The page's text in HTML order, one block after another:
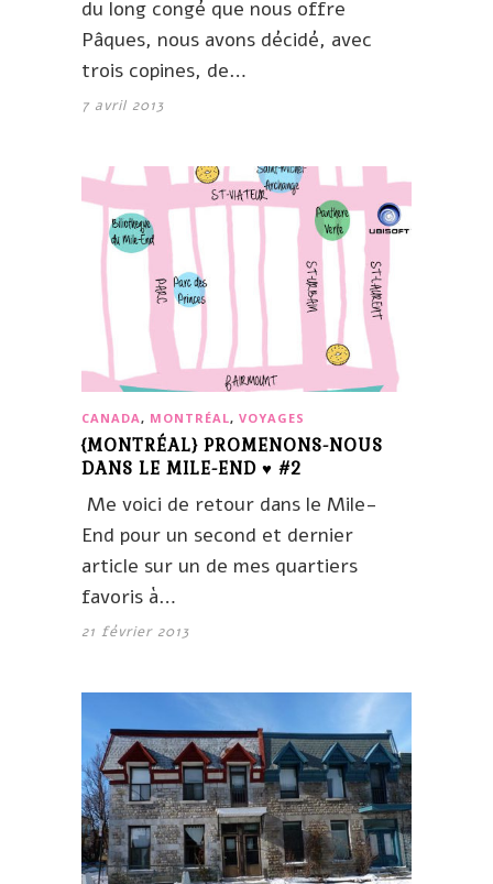
du long congé que nous offre
Pâques, nous avons décidé, avec
trois copines, de…
7 avril 2013
CANADA, MONTRÉAL, VOYAGES
{MONTRÉAL} PROMENONS-NOUS
DANS LE MILE-END ♥ #2
Me voici de retour dans le Mile-
End pour un second et dernier
article sur un de mes quartiers
favoris à…
21 février 2013